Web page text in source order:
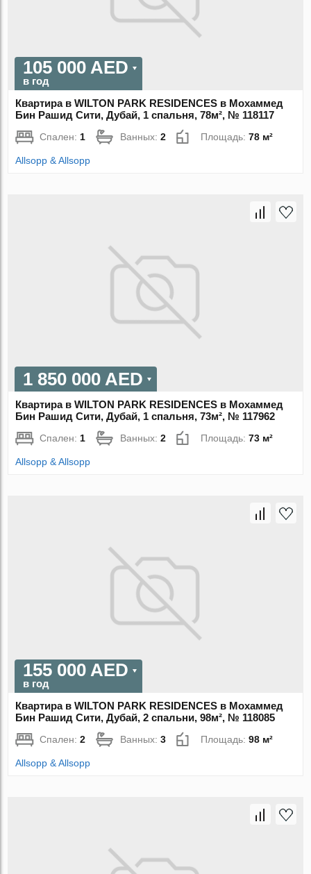
105 000 AED
в год
Квартира в WILTON PARK RESIDENCES в Мохаммед
Бин Рашид Сити, Дубай, 1 спальня, 78м², № 118117
Спален: 1 Ванных:2 Площадь:78 м²
Allsopp & Allsopp
1 850 000 AED
Квартира в WILTON PARK RESIDENCES в Мохаммед
Бин Рашид Сити, Дубай, 1 спальня, 73м², № 117962
Спален: 1 Ванных:2 Площадь:73 м²
Allsopp & Allsopp
155 000 AED
в год
Квартира в WILTON PARK RESIDENCES в Мохаммед
Бин Рашид Сити, Дубай, 2 спальни, 98м², № 118085
Спален:2 Ванных:3 Площадь:98 м²
Allsopp & Allsopp